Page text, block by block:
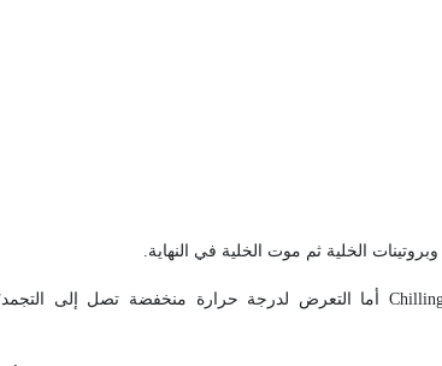
الخلية ثم موت الخلية في النهاية.
أما التعرض لدرجة حرارة منخفضة تصل إلى